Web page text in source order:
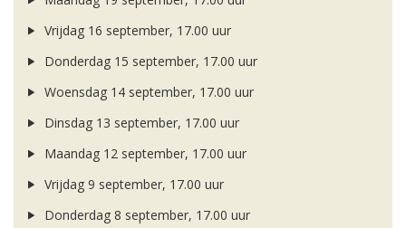
Vrijdag 16 september, 17.00 uur
Donderdag 15 september, 17.00 uur
Woensdag 14 september, 17.00 uur
Dinsdag 13 september, 17.00 uur
Maandag 12 september, 17.00 uur
Vrijdag 9 september, 17.00 uur
Donderdag 8 september, 17.00 uur